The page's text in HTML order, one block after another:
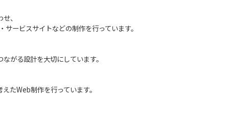
、
サービスサイトなどの制作を行っています。
ながる設計を大切にしています。
えたWeb制作を行っています。